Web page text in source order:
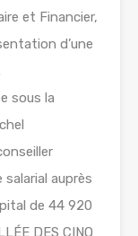
et Financier,
d’une
sous la
auprès
de 44 920
DES CINQ